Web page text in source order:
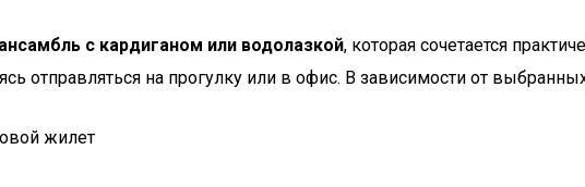
с кардиганом или водолазкой, которая сочетается
отправляться на прогулку или в офис. В зависимости от
жилет